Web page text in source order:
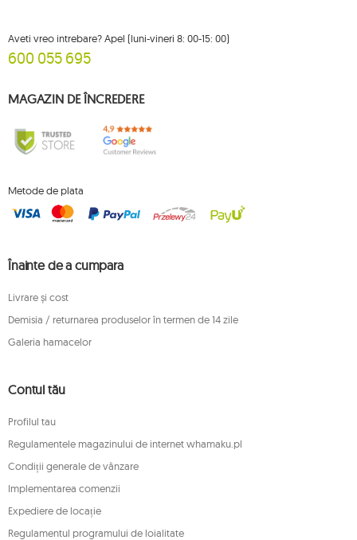
Aveti vreo intrebare? Apel (luni-vineri 8: 00-15: 00)
600 055 695
MAGAZIN DE ÎNCREDERE
Metode de plata
Înainte de a cumpara
Livrare și cost
Demisia / returnarea produselor în termen de 14 zile
Galeria hamacelor
Contul tău
Profilul tau
Regulamentele magazinului de internet whamaku.pl
Condiții generale de vânzare
Implementarea comenzii
Expediere de locație
Regulamentul programului de loialitate